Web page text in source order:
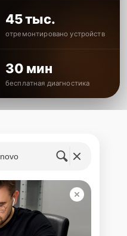
45 тыс.
отремонтировано устройств
30 мин
бесплатная диагностика